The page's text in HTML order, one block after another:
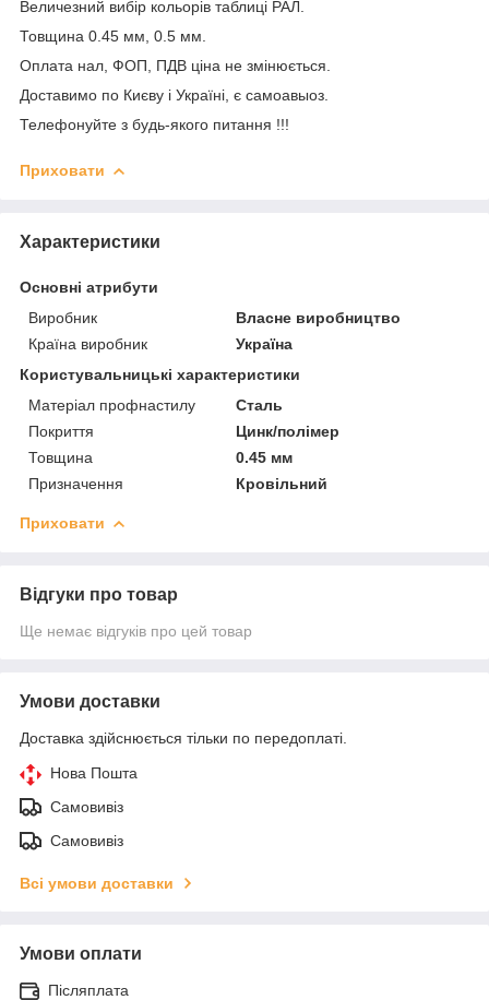
Величезний вибір кольорів таблиці РАЛ.
Товщина 0.45 мм, 0.5 мм.
Оплата нал, ФОП, ПДВ ціна не змінюється.
Доставимо по Києву і Україні, є самоавыоз.
Телефонуйте з будь-якого питання !!!
Приховати
Характеристики
Основні атрибути
Виробник
Власне виробництво
Країна виробник
Україна
Користувальницькі характеристики
Матеріал профнастилу
Сталь
Покриття
Цинк/полімер
Товщина
0.45 мм
Призначення
Кровільний
Приховати
Відгуки про товар
Ще немає відгуків про цей товар
Умови доставки
Доставка здійснюється тільки по передоплаті.
Нова Пошта
Самовивіз
Самовивіз
Всі умови доставки
Умови оплати
Післяплата